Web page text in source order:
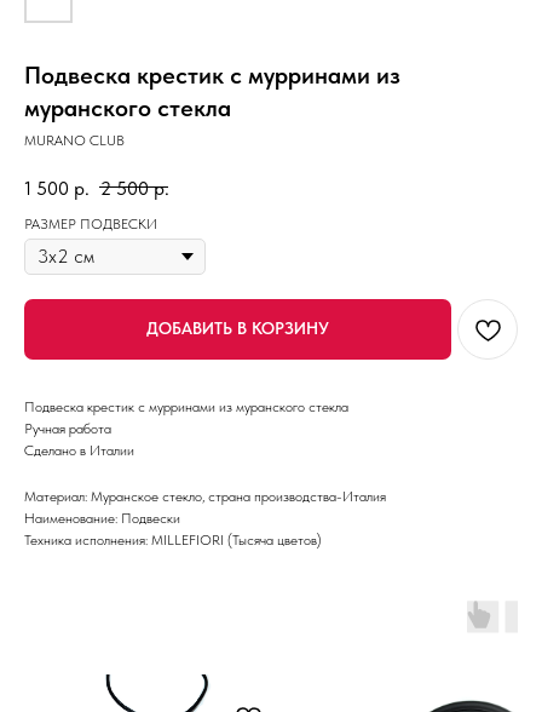
Подвеска крестик с мурринами из
муранского стекла
MURANO CLUB
1 500 р. 2 500 р.
РАЗМЕР ПОДВЕСКИ
ДОБАВИТЬ В КОРЗИНУ
Подвеска крестик с мурринами из муранского стекла
Ручная работа
Сделано в Италии
Материал: Муранское стекло, страна производства-Италия
Наименование: Подвески
Техника исполнения: MILLEFIORI (Тысяча цветов)